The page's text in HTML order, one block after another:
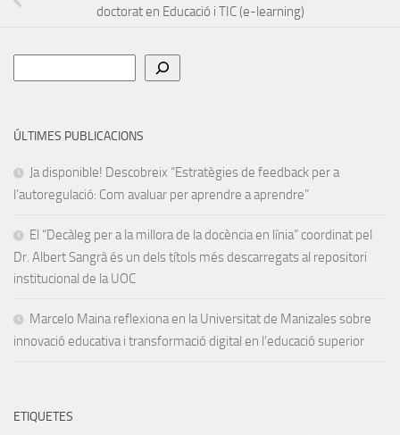
doctorat en Educació i TIC (e-learning)
ÚLTIMES PUBLICACIONS
Ja disponible! Descobreix “Estratègies de feedback per a
l’autoregulació: Com avaluar per aprendre a aprendre”
El “Decàleg per a la millora de la docència en línia” coordinat pel
Dr. Albert Sangrà és un dels títols més descarregats al repositori
institucional de la UOC
Marcelo Maina reflexiona en la Universitat de Manizales sobre
innovació educativa i transformació digital en l’educació superior
ETIQUETES